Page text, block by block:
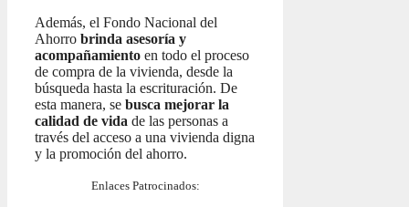
Además, el Fondo Nacional del
Ahorro brinda asesoría y
acompañamiento en todo el proceso
de compra de la vivienda, desde la
búsqueda hasta la escrituración. De
esta manera, se busca mejorar la
calidad de vida de las personas a
través del acceso a una vivienda digna
y la promoción del ahorro.
Enlaces Patrocinados: